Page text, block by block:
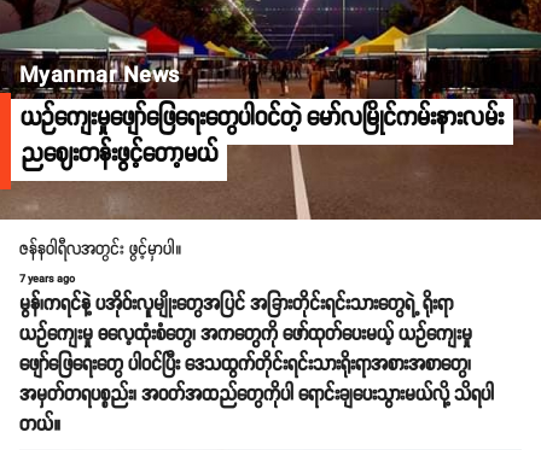
Myanmar News
ယဉ်ကျေးမှုဖျော်ဖြေရေးတွေပါဝင်တဲ့ မော်လမြိုင်ကမ်းနားလမ်း
ညဈေးတန်းဖွင့်တော့မယ်
ဇန်နဝါရီလအတွင်း ဖွင့်မှာပါ။
7 years ago
မွန်၊ကရင်နဲ့ ပအိုဝ်းလူမျိုးတွေအပြင် အခြားတိုင်းရင်းသားတွေရဲ့ ရိုးရာ
ယဉ်ကျေးမှု ဓလေ့ထုံးစံတွေ၊ အကတွေကို ဖော်ထုတ်ပေးမယ့် ယဉ်ကျေးမှု
ဖျော်ဖြေရေးတွေ ပါဝင်ပြီး ဒေသထွက်တိုင်းရင်းသားရိုးရာအစားအစာတွေ၊
အမှတ်တရပစ္စည်း၊ အဝတ်အထည်တွေကိုပါ ရောင်းချပေးသွားမယ်လို့ သိရပါ
တယ်။